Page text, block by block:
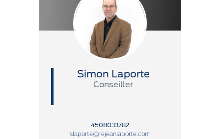
Simon Laporte
Conseiller
4508033782
slaporte@rejeanlaporte.com